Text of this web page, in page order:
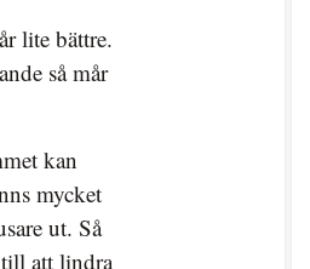
lite bättre.
så mår
kan
mycket
ut. Så
att lindra